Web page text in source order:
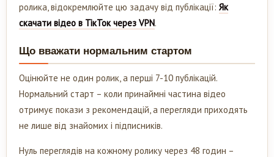
ролика, відокремлюйте цю задачу від публікації: Як
скачати відео в ТікТок через VPN.
Що вважати нормальним стартом
Оцінюйте не один ролик, а перші 7-10 публікацій.
Нормальний старт – коли принаймні частина відео
отримує покази з рекомендацій, а перегляди приходять
не лише від знайомих і підписників.
Нуль переглядів на кожному ролику через 48 годин –